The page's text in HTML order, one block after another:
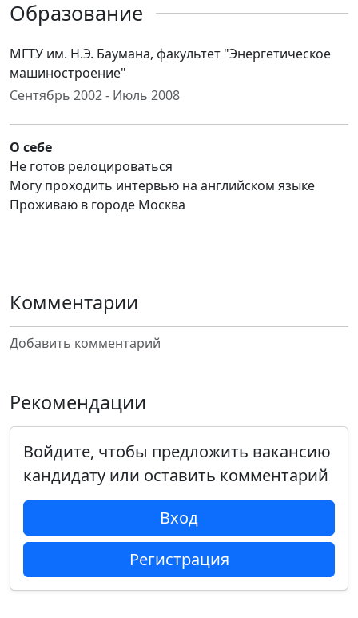
Образование
МГТУ им. Н.Э. Баумана, факультет "Энергетическое
машиностроение"
Сентябрь 2002 - Июль 2008
О себе
Не готов релоцироваться
Могу проходить интервью на английском языке
Проживаю в городе Москва
Комментарии
Добавить комментарий
Рекомендации
Войдите, чтобы предложить вакансию
кандидату или оставить комментарий
Вход
Регистрация